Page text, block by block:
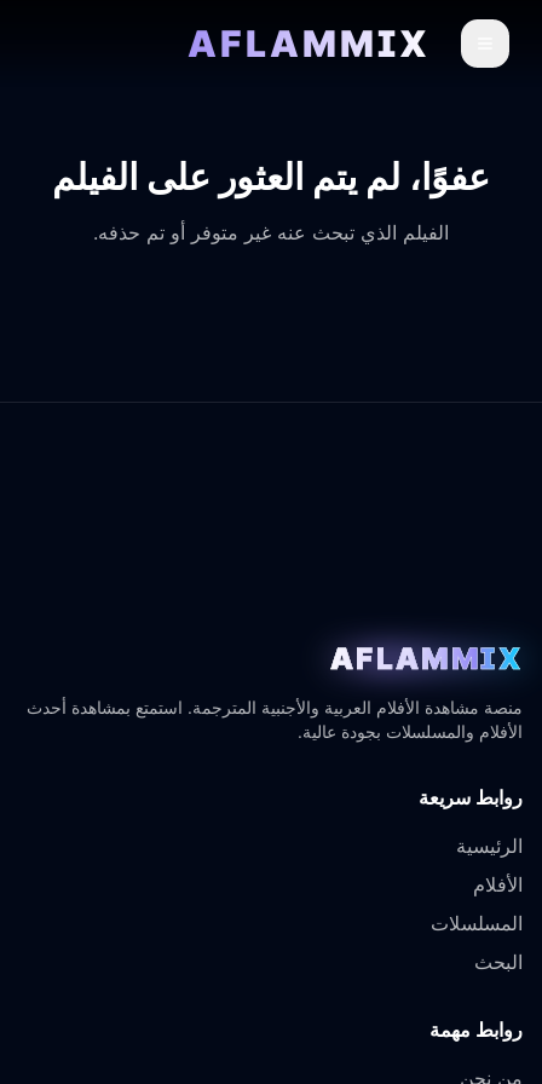
AFLAMMIX
عفوًا، لم يتم العثور على الفيلم
الفيلم الذي تبحث عنه غير متوفر أو تم حذفه.
AFLAMMIX
منصة مشاهدة الأفلام العربية والأجنبية المترجمة. استمتع بمشاهدة أحدث
الأفلام والمسلسلات بجودة عالية.
روابط سريعة
الرئيسية
الأفلام
المسلسلات
البحث
روابط مهمة
من نحن